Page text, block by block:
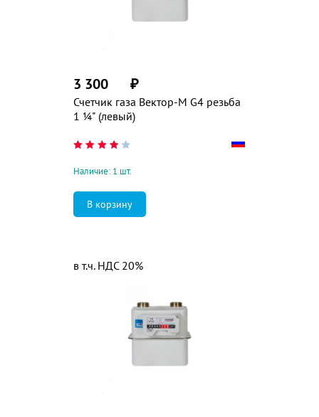
Счетчик газа Вектор-М G4 резьба
1 ¼" (левый)
3 300 ₽
Наличие: 1 шт.
в т.ч. НДС 20%